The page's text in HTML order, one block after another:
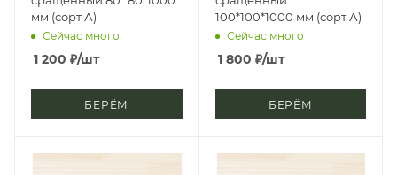
мм (сорт А)
Сейчас много
1 200 ₽/шт
БЕРЁМ
100*100*1000 мм (сорт А)
Сейчас много
1 800 ₽/шт
БЕРЁМ